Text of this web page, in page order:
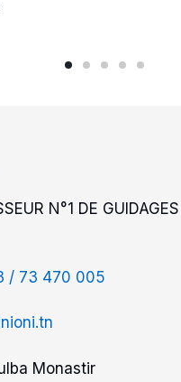
N°1 DE
/ 73 470 005
Monastir